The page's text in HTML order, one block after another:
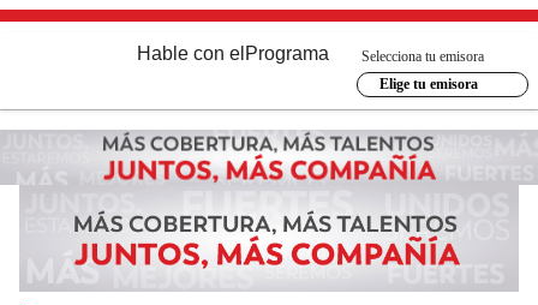
Hable con el Programa
Selecciona tu emisora
Elige tu emisora